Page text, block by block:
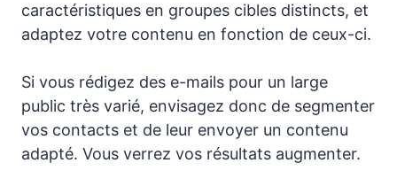
caractéristiques en groupes cibles distincts, et
adaptez votre contenu en fonction de ceux-ci.
Si vous rédigez des e-mails pour un large
public très varié, envisagez donc de segmenter
vos contacts et de leur envoyer un contenu
adapté. Vous verrez vos résultats augmenter.